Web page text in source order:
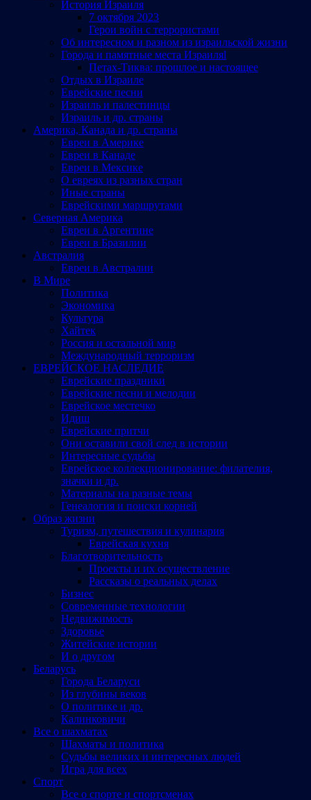
История Израиля
7 октября 2023
Герои войн с террористами
Об интересном и разном из израильской жизни
Города и памятные места Израиляl
Петах-Тиква: прошлое и настоящее
Отдых в Израиле
Еврейские песни
Израиль и палестинцы
Израиль и др. страны
Америка, Канада и др. страны
Евреи в Америке
Евреи в Канаде
Евреи в Мексике
О евреях из разных стран
Иные страны
Еврейскими маршрутами
Северная Америка
Евреи в Аргентине
Евреи в Бразилии
Австралия
Евреи в Австралии
В Мире
Политика
Экономика
Культура
Хайтек
Россия и остальной мир
Международный терроризм
ЕВРЕЙСКОЕ НАСЛЕДИЕ
Еврейские праздники
Еврейские песни и мелодии
Еврейское местечко
Идиш
Еврейские притчи
Они оставили свой след в истории
Интересные судьбы
Еврейское коллекционирование: филателия,
значки и др.
Материалы на разные темы
Генеалогия и поиски корней
Образ жизни
Туризм, путешествия и кулинария
Еврейская кухня
Благотворительность
Проекты и их осуществление
Рассказы о реальных делах
Бизнес
Современные технологии
Недвижимость
Здоровье
Житейские истории
И о другом
Беларусь
Города Беларуси
Из глубины веков
О политике и др.
Калинковичи
Все о шахматах
Шахматы и политика
Судьбы великих и интересных людей
Игра для всех
Спорт
Все о спорте и спортсменах